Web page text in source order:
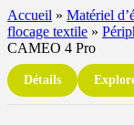
Accueil » Matériel
flocage textile »
CAMEO 4 Pro
Détails